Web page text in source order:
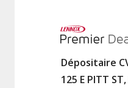
Dépositaire
125 E PITT ST,